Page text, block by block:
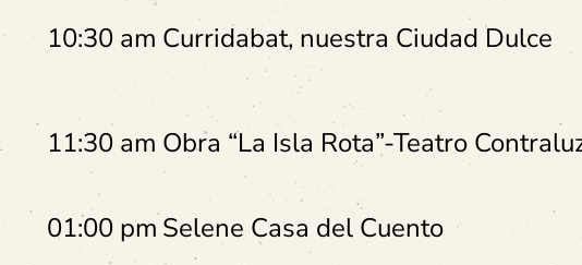
10:30 am Curridabat, nuestra Ciudad Dulce
11:30 am Obra “La Isla Rota”-Teatro
01:00 pm Selene Casa del Cuento